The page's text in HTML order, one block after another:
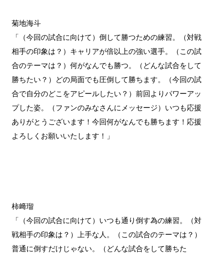
菊地海斗
「（今回の試合に向けて）倒して勝つための練習。（対戦
相手の印象は？）キャリアが倍以上の強い選手。（この試
合のテーマは？）何がなんでも勝つ。（どんな試合をして
勝ちたい？）どの局面でも圧倒して勝ちます。（今回の試
合で自分のどこをアピールしたい？）前回よりパワーアッ
プした姿。（ファンのみなさんにメッセージ）いつも応援
ありがとうございます！今回何がなんでも勝ちます！応援
よろしくお願いいたします！」
柿﨑瑠
「（今回の試合に向けて）いつも通り倒す為の練習。（対
戦相手の印象は？）上手な人。（この試合のテーマは？）
普通に倒すだけじゃない。（どんな試合をして勝ちた